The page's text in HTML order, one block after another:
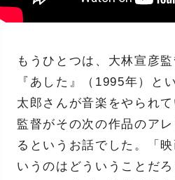
もうひとつは、大林宣彦監
『あした』（1995年）と
太郎さんが音楽をやられ
監督がその次の作品のア
るというお話でした。「
いうのはどういうことだ